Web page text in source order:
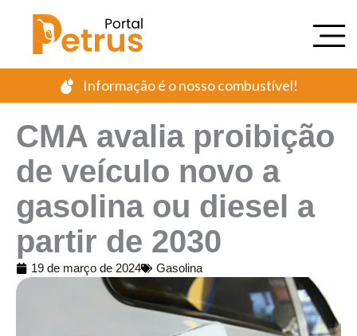
Informação é o nosso combustível!
CMA avalia proibição
de veículo novo a
gasolina ou diesel a
partir de 2030
19 de março de 2024 Gasolina